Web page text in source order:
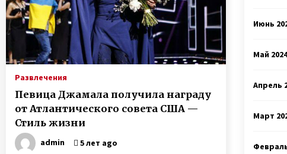
Развлечения
Певица Джамала получила награду
от Атлантического совета США —
Стиль жизни
admin 5 лет ago
Июнь
Май 2024
Апрель
Март